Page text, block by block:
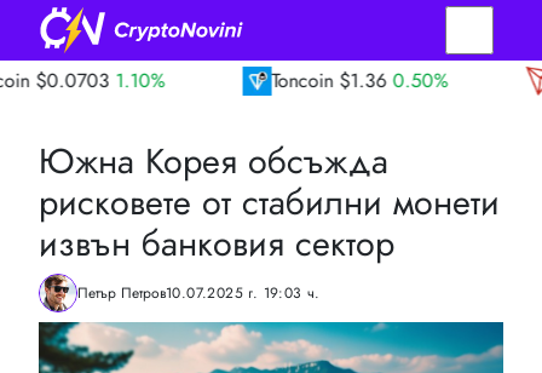
1.10% $1.36 0.50%
Южна Корея обсъжда
рисковете от стабилни монети
извън банковия сектор
Петър Петров10.07.2025 г. 19:03 ч.